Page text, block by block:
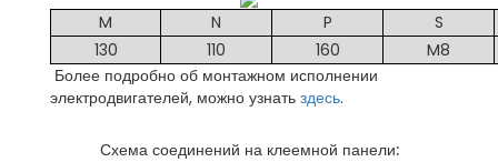
M N P
S
130
110 160
M8
Более подробно об монтажном исполнении
электродвигателей, можно узнать здесь.
Схема соединений на клеемной панели: